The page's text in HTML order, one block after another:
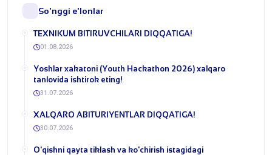
So'nggi e'lonlar
​TEXNIKUM BITIRUVCHILARI DIQQATIGA!
01.08.2026
Yoshlar xakatoni (Youth Hackathon 2026) xalqaro
tanlovida ishtirok eting!
31.07.2026
​XALQARO ABITURIYENTLAR DIQQATIGA!
30.07.2026
​O'qishni qayta tiklash va ko'chirish istagidagi